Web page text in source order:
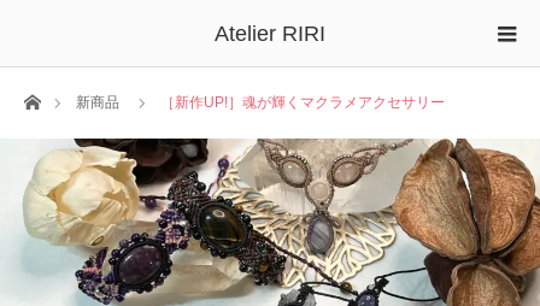
Atelier RIRI
ホーム新商品 ［新作UP!］魂が輝くマクラメアクセサリー